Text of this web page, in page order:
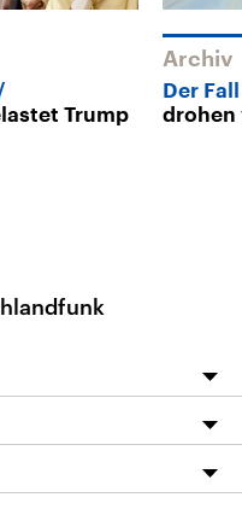
Trump
Archiv
Der
drohen